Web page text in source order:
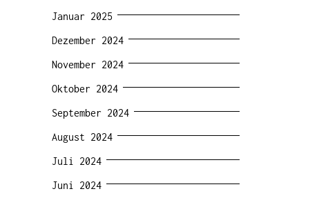
Januar 2025
Dezember 2024
November 2024
Oktober 2024
September 2024
August 2024
Juli 2024
Juni 2024